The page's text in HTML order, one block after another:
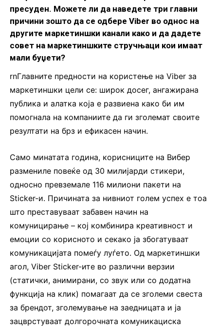
пресуден. Можете ли да наведете три главни
причини зошто да се одбере Viber во однос на
другите маркетиншки канали како и да дадете
совет на маркетиншките стручњаци кои имаат
мали буџети?
rnГлавните предности на користење на Viber за
маркетиншки цели се: широк досег, ангажирана
публика и алатка која е развиена како би им
помогнала на компаниите да ги зголемат своите
резултати на брз и ефикасен начин.
Само минатата година, корисниците на Вибер
размениле повеќе од 30 милијарди стикери,
односно превземале 116 милиони пакети на
Sticker-и. Причината за нивниот голем успех е тоа
што преставуваат забавен начин на
комуницирање – кој комбинира креативност и
емоции со корисното и секако ја збогатуваат
комуникацијата помеѓу луѓето. Од маркетиншки
агол, Viber Sticker-ите во различни верзии
(статички, анимирани, со звук или со додатна
функција на клик) помагаат да се зголеми свеста
за брендот, зголемување на заедницата и ја
зацврстуваат долгорочната комуникациска